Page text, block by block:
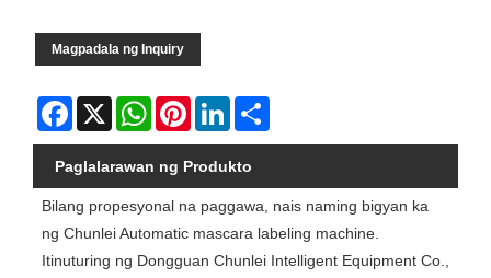
Magpadala ng Inquiry
Facebook
X WhatsAppPinterestLinkedIn
Paglalarawan ng Produkto
Bilang propesyonal na paggawa, nais naming bigyan ka
ng Chunlei Automatic mascara labeling machine.
Itinuturing ng Dongguan Chunlei Intelligent Equipment Co.,